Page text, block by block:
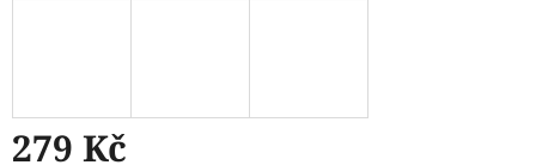
279 Kč